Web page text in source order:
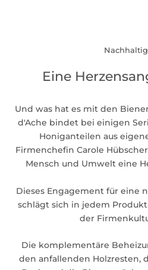
Eine
Und was hat es mit den
d'Ache bindet bei einigen
Honiganteilen aus
Firmenchefin Carole
Mensch und Umwelt eine
Dieses Engagement für eine
schlägt sich in jedem
der
Die komplementäre
den anfallenden Holzresten,